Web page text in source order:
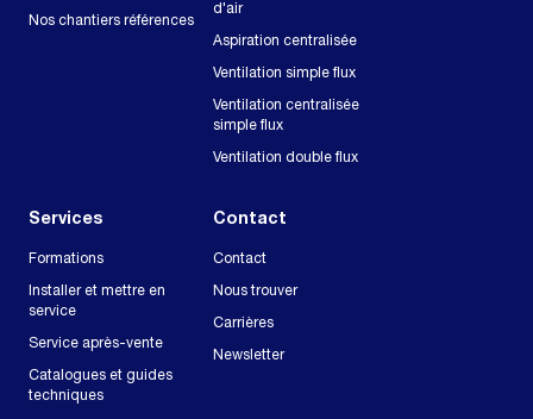
Nos chantiers références
d'air
Aspiration centralisée
Ventilation simple flux
Ventilation centralisée
simple flux
Ventilation double flux
Services
Formations
Installer et mettre en
service
Service après-vente
Catalogues et guides
techniques
Contact
Contact
Nous trouver
Carrières
Newsletter